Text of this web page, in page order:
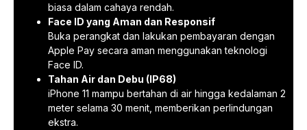
biasa dalam cahaya rendah.
Face ID yang Aman dan Responsif
Buka perangkat dan lakukan pembayaran dengan
Apple Pay secara aman menggunakan teknologi
Face ID.
Tahan Air dan Debu (IP68)
iPhone 11 mampu bertahan di air hingga kedalaman 2
meter selama 30 menit, memberikan perlindungan
ekstra.